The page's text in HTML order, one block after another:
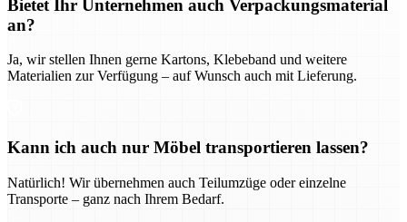
Bietet Ihr Unternehmen auch Verpackungsmaterial
an?
Ja, wir stellen Ihnen gerne Kartons, Klebeband und weitere
Materialien zur Verfügung – auf Wunsch auch mit Lieferung.
Kann ich auch nur Möbel transportieren lassen?
Natürlich! Wir übernehmen auch Teilumzüge oder einzelne
Transporte – ganz nach Ihrem Bedarf.